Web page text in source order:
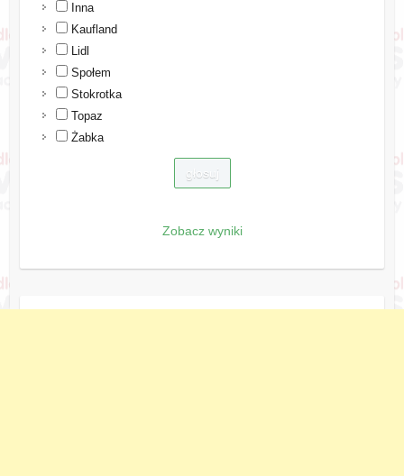
Inna
Kaufland
Lidl
Społem
Stokrotka
Topaz
Żabka
Zobacz wyniki